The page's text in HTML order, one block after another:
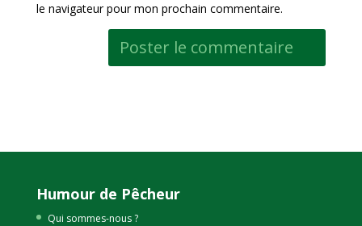
le navigateur pour mon prochain commentaire.
Humour de Pêcheur
Qui sommes-nous ?